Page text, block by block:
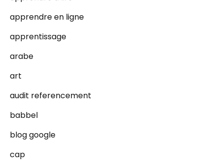
apprendre en ligne
apprentissage
arabe
art
audit referencement
babbel
blog google
cap